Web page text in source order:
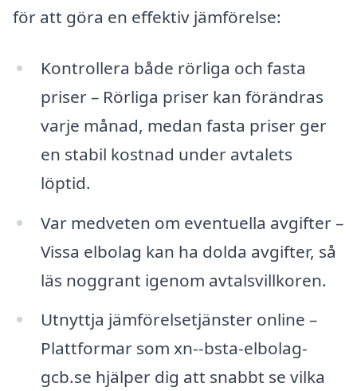
för att göra en effektiv jämförelse:
Kontrollera både rörliga och fasta
priser – Rörliga priser kan förändras
varje månad, medan fasta priser ger
en stabil kostnad under avtalets
löptid.
Var medveten om eventuella avgifter –
Vissa elbolag kan ha dolda avgifter, så
läs noggrant igenom avtalsvillkoren.
Utnyttja jämförelsetjänster online –
Plattformar som xn--bsta-elbolag-
gcb.se hjälper dig att snabbt se vilka